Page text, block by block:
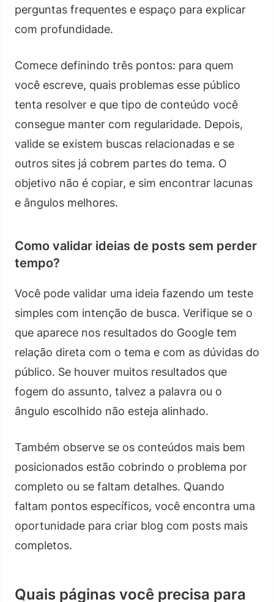
perguntas frequentes e espaço para explicar
com profundidade.
Comece definindo três pontos: para quem
você escreve, quais problemas esse público
tenta resolver e que tipo de conteúdo você
consegue manter com regularidade. Depois,
valide se existem buscas relacionadas e se
outros sites já cobrem partes do tema. O
objetivo não é copiar, e sim encontrar lacunas
e ângulos melhores.
Como validar ideias de posts sem perder
tempo?
Você pode validar uma ideia fazendo um teste
simples com intenção de busca. Verifique se o
que aparece nos resultados do Google tem
relação direta com o tema e com as dúvidas do
público. Se houver muitos resultados que
fogem do assunto, talvez a palavra ou o
ângulo escolhido não esteja alinhado.
Também observe se os conteúdos mais bem
posicionados estão cobrindo o problema por
completo ou se faltam detalhes. Quando
faltam pontos específicos, você encontra uma
oportunidade para criar blog com posts mais
completos.
Quais páginas você precisa para